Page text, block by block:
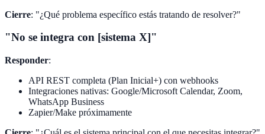
Cierre: "¿Qué problema específico estás tratando de resolver?"
"No se integra con [sistema X]"
Responder:
API REST completa (Plan Inicial+) con webhooks
Integraciones nativas: Google/Microsoft Calendar, Zoom,
WhatsApp Business
Zapier/Make próximamente